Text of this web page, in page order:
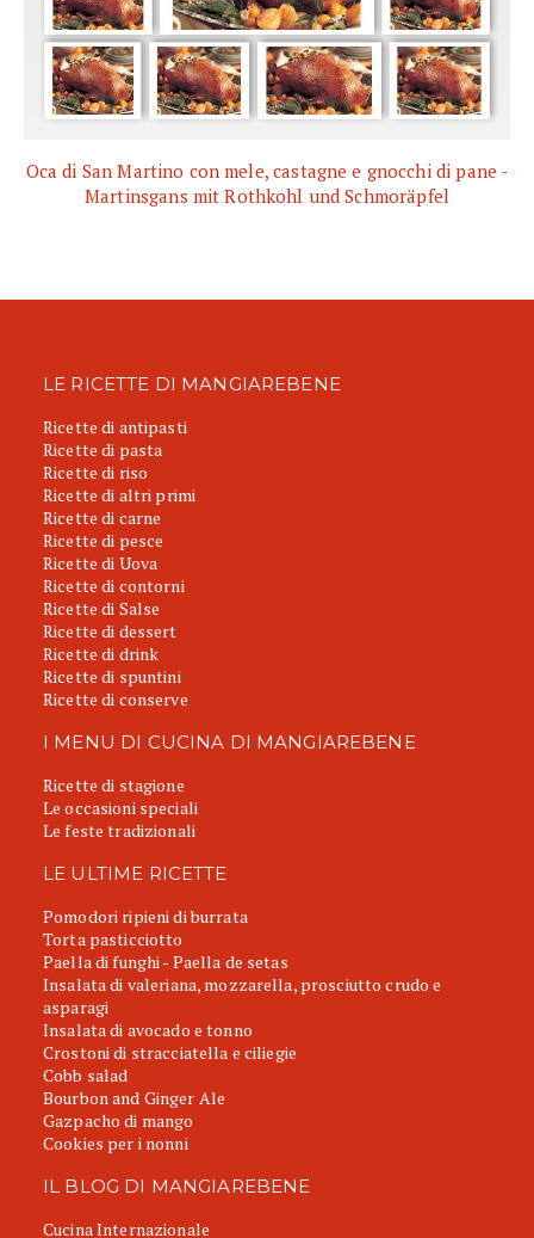
Oca di San Martino con mele, castagne e gnocchi di pane -
Martinsgans mit Rothkohl und Schmoräpfel
LE RICETTE DI MANGIAREBENE
Ricette di antipasti
Ricette di pasta
Ricette di riso
Ricette di altri primi
Ricette di carne
Ricette di pesce
Ricette di Uova
Ricette di contorni
Ricette di Salse
Ricette di dessert
Ricette di drink
Ricette di spuntini
Ricette di conserve
I MENU DI CUCINA DI MANGIAREBENE
Ricette di stagione
Le occasioni speciali
Le feste tradizionali
LE ULTIME RICETTE
Pomodori ripieni di burrata
Torta pasticciotto
Paella di funghi - Paella de setas
Insalata di valeriana, mozzarella, prosciutto crudo e
asparagi
Insalata di avocado e tonno
Crostoni di stracciatella e ciliegie
Cobb salad
Bourbon and Ginger Ale
Gazpacho di mango
Cookies per i nonni
IL BLOG DI MANGIAREBENE
Cucina Internazionale